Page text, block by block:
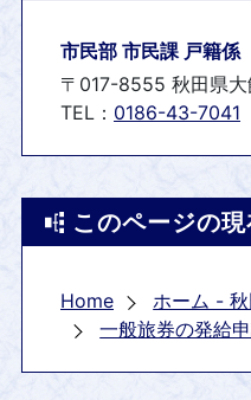
市民部 市民課 戸籍係
〒017-8555 秋田県
TEL： 0186-43-7041
このページの
Home ホーム -
一般旅券の発給